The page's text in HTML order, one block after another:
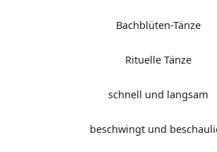
Bachblüten-Tänze
Rituelle Tänze
schnell und langsam
beschwingt und